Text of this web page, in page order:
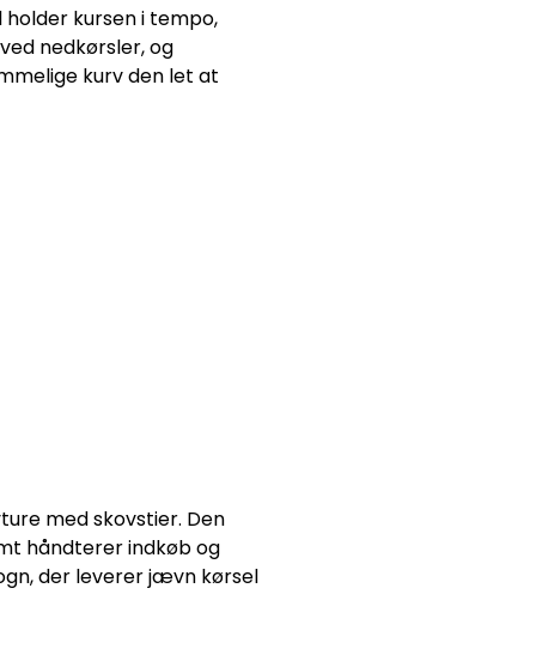
kursen i tempo,
nedkørsler, og
kurv den let at
med skovstier. Den
håndterer indkøb og
der leverer jævn kørsel